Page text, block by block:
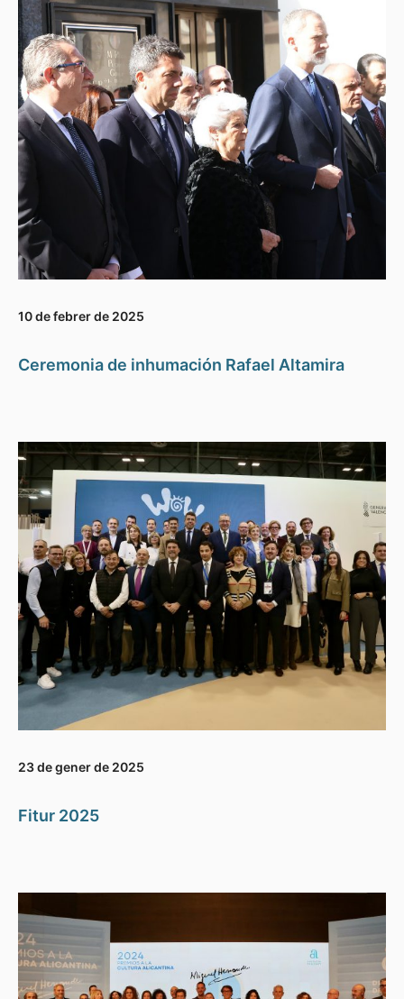
10 de febrer de 2025
Ceremonia de inhumación Rafael Altamira
23 de gener de 2025
Fitur 2025